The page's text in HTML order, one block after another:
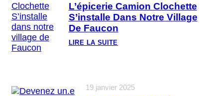
L’épicerie Camion Clochette
S’installe Dans Notre Village
De Faucon
LIRE LA SUITE
I
19 janvier 2025